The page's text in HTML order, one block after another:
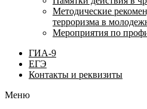
Методические
терроризма в
Мероприятия по
ГИА-9
ЕГЭ
Контакты и реквизиты
Меню